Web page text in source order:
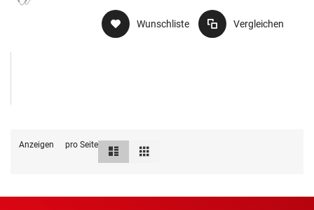
Wunschliste Vergleichen
Anzeigen pro Seite
Ansicht